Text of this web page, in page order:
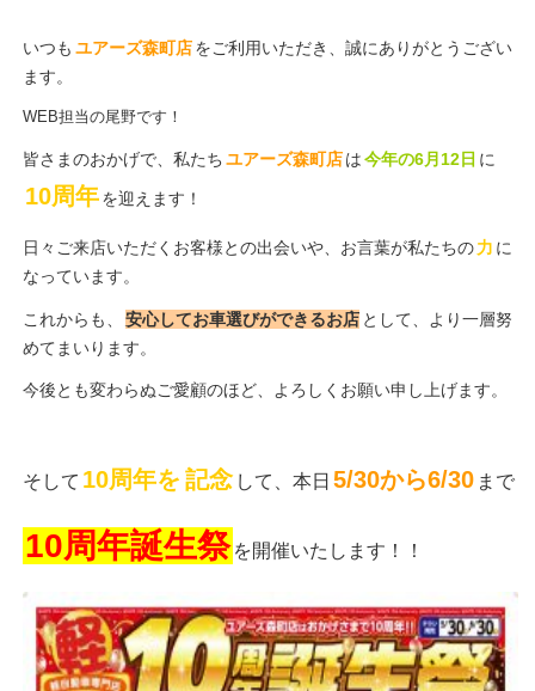
いつも ユアーズ森町店をご利用いただき、誠にありがとうござい
ます。
WEB担当の尾野です！
皆さまのおかげで、私たちユアーズ森町店は今年の6月12日 に
10周年を迎えます！
日々ご来店いただくお客様との出会いや、お言葉が私たちの力 に
なっています。
これからも、 安心してお車選びができるお店 として、より一層努
めてまいります。
今後とも変わらぬご愛顧のほど、よろしくお願い申し上げます。
そして 10周年を 記念 して、本日 5/30から6/30 まで
10周年誕生祭 を開催いたします！！